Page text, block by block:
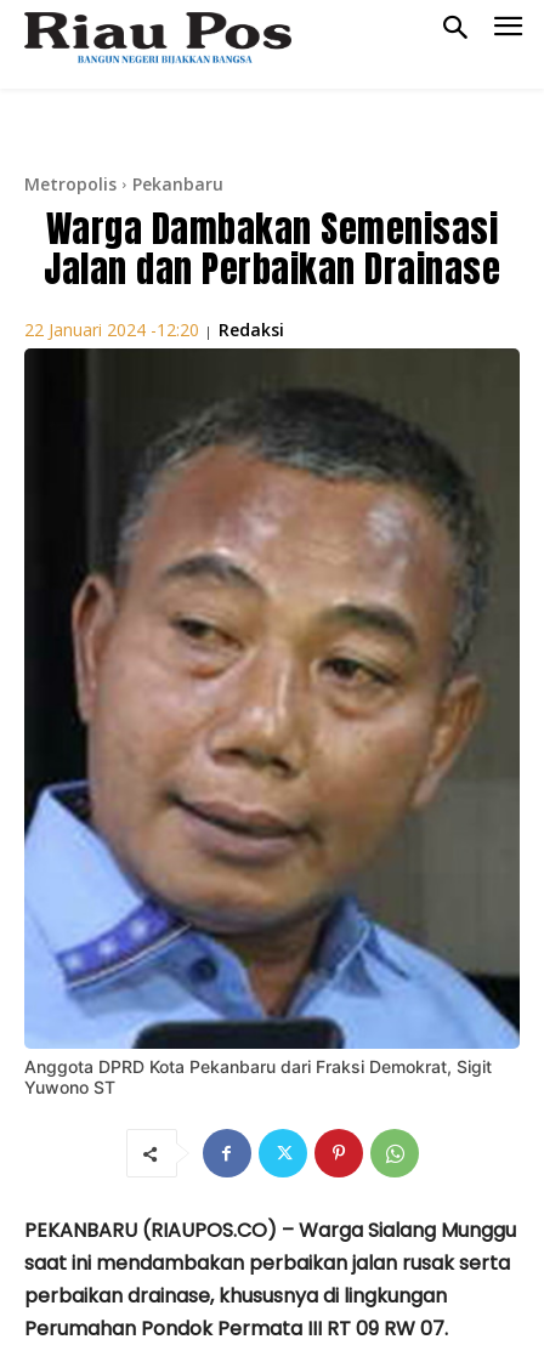
Metropolis Pekanbaru
Warga Dambakan Semenisasi
Jalan dan Perbaikan Drainase
22 Januari 2024 -12:20 | Redaksi
Anggota DPRD Kota Pekanbaru dari Fraksi Demokrat, Sigit
Yuwono ST
PEKANBARU (RIAUPOS.CO) – Warga Sialang Munggu
saat ini mendambakan perbaikan jalan rusak serta
perbaikan drainase, khususnya di lingkungan
Perumahan Pondok Permata III RT 09 RW 07.